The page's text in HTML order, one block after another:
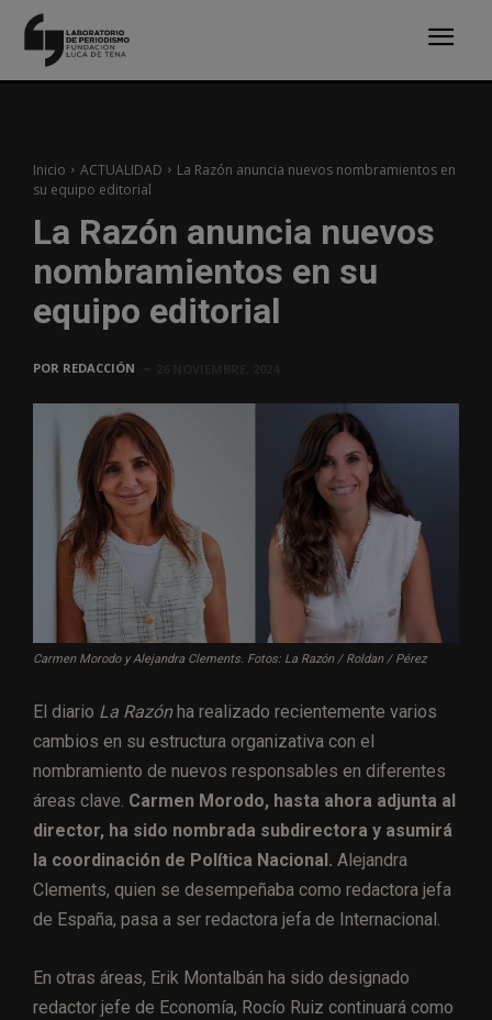
Inicio ACTUALIDAD
La Razón anuncia nuevos nombramientos en
su equipo editorial
La Razón anuncia nuevos
nombramientos en su
equipo editorial
POR REDACCIÓN
Carmen Morodo y Alejandra Clements. Fotos: La Razón / Roldan / Pérez
El diario La Razónha realizado recientemente varios
cambios en su estructura organizativa con el
nombramiento de nuevos responsables en diferentes
áreas clave. Carmen Morodo, hasta ahora adjunta al
director, ha sido nombrada subdirectora y asumirá
la coordinación de Política Nacional. Alejandra
Clements, quien se desempeñaba como redactora jefa
de España, pasa a ser redactora jefa de Internacional.
En otras áreas, Erik Montalbán ha sido designado
redactor jefe de Economía, Rocío Ruiz continuará como